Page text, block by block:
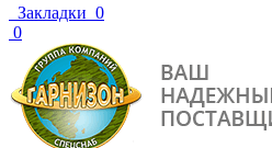
Закладки 0
0